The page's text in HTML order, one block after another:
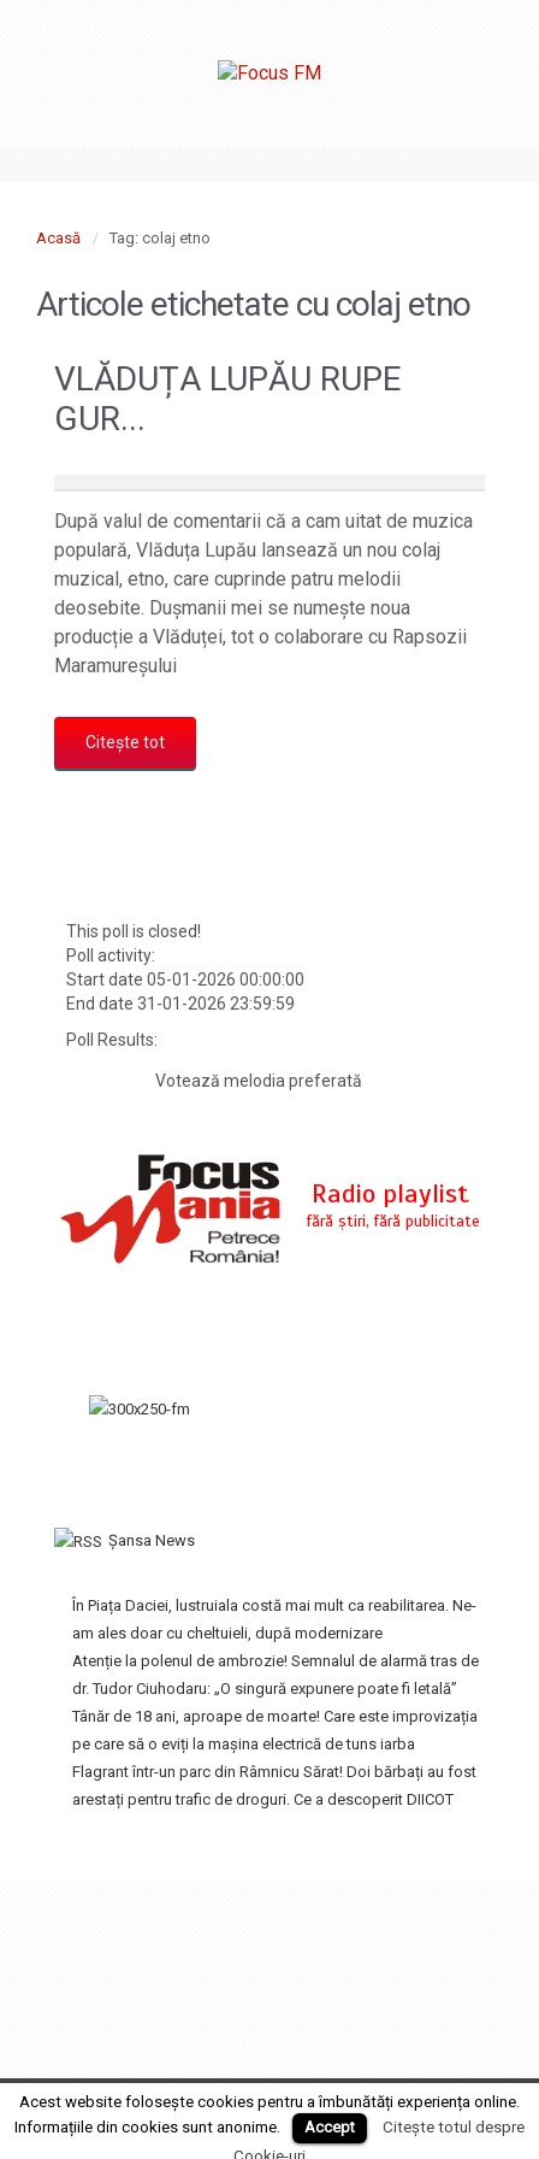
Acasă Tag: colaj etno
Articole etichetate cu colaj etno
VLĂDUȚA LUPĂU RUPE
GUR...
După valul de comentarii că a cam uitat de muzica
populară, Vlăduța Lupău lansează un nou colaj
muzical, etno, care cuprinde patru melodii
deosebite. Dușmanii mei se numește noua
producție a Vlăduței, tot o colaborare cu Rapsozii
Maramureșului
Citește tot
This poll is closed!
Poll activity:
Start date 05-01-2026 00:00:00
End date 31-01-2026 23:59:59
Poll Results:
Votează melodia preferată
Şansa News
În Piața Daciei, lustruiala costă mai mult ca reabilitarea. Ne-
am ales doar cu cheltuieli, după modernizare
Atenție la polenul de ambrozie! Semnalul de alarmă tras de
dr. Tudor Ciuhodaru: „O singură expunere poate fi letală”
Tânăr de 18 ani, aproape de moarte! Care este improvizația
pe care să o eviți la mașina electrică de tuns iarba
Flagrant într-un parc din Râmnicu Sărat! Doi bărbați au fost
arestați pentru trafic de droguri. Ce a descoperit DIICOT
Acest website folosește cookies pentru a îmbunătăți experiența online.
Informațiile din cookies sunt anonime.
Accept
Citește totul despre